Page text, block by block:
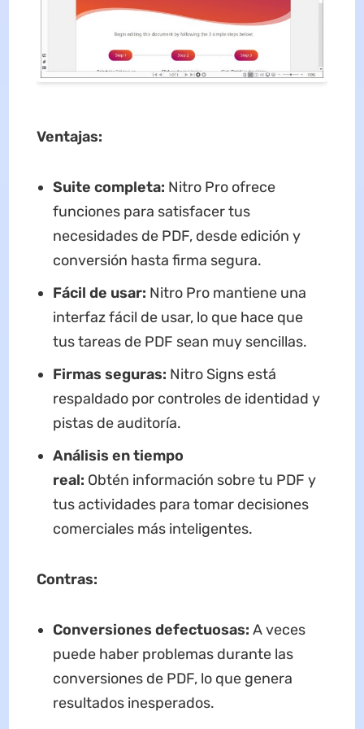
Ventajas:
Suite completa: Nitro Pro ofrece
funciones para satisfacer tus
necesidades de PDF, desde edición y
conversión hasta firma segura.
Fácil de usar: Nitro Pro mantiene una
interfaz fácil de usar, lo que hace que
tus tareas de PDF sean muy sencillas.
Firmas seguras: Nitro Signs está
respaldado por controles de identidad y
pistas de auditoría.
Análisis en tiempo
real: Obtén información sobre tu PDF y
tus actividades para tomar decisiones
comerciales más inteligentes.
Contras:
Conversiones defectuosas: A veces
puede haber problemas durante las
conversiones de PDF, lo que genera
resultados inesperados.